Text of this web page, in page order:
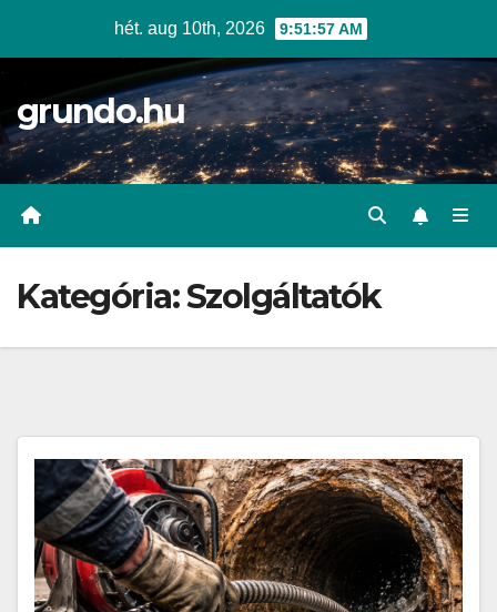
hét. aug 10th, 2026 9:51:58 AM
grundo.hu
Kategória:Szolgáltatók